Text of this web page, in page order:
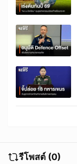
รีโพสต์ (0)